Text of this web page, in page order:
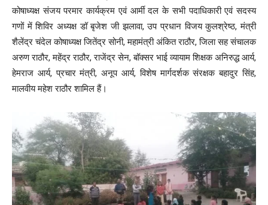
कोषाध्यक्ष संजय परमार कार्यक्रम एवं आर्मी दल के सभी पदाधिकारी एवं सदस्य
गणों में शिविर अध्यक्ष डॉ बृजेश जी झलावा, उप प्रधान विजय कुलश्रेष्ठ, मंत्री
शैलेंद्र चंदेल कोषाध्यक्ष जितेंद्र सोनी, महामंत्री अंकित राठौर, जिला सह संचालक
अरुण राठौर, महेंद्र राठौर, राजेंद्र सेन, बॉक्सर भाई व्यायाम शिक्षक अनिरुद्ध आर्य,
हेमराज आर्य, प्रचार मंत्री, अनूप आर्य, विशेष मार्गदर्शक संरक्षक बहादुर सिंह,
मालवीय महेश राठौर शामिल हैं।